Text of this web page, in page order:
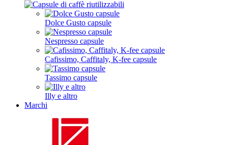
Dolce Gusto capsule
Nespresso capsule
Cafissimo, Caffitaly, K-fee capsule
Tassimo capsule
Illy e altro
Marchi